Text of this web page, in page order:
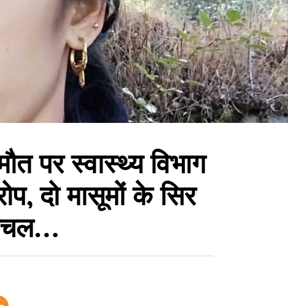
पर स्वास्थ्य विभाग
दो मासूमों के सिर